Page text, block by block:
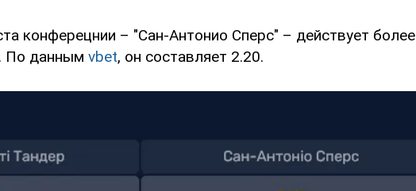
конферецнии – "Сан-Антонио Сперс" – действует более
По данным vbet, он составляет 2.20.